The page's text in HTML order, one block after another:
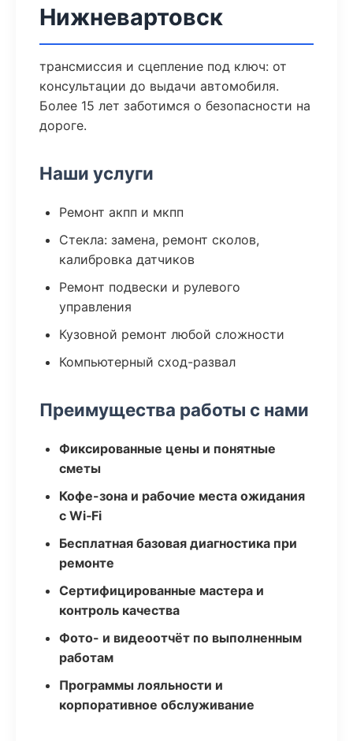
Нижневартовск
трансмиссия и сцепление под ключ: от
консультации до выдачи автомобиля.
Более 15 лет заботимся о безопасности на
дороге.
Наши услуги
Ремонт акпп и мкпп
Стекла: замена, ремонт сколов,
калибровка датчиков
Ремонт подвески и рулевого
управления
Кузовной ремонт любой сложности
Компьютерный сход-развал
Преимущества работы с нами
Фиксированные цены и понятные
сметы
Кофе-зона и рабочие места ожидания
с Wi‑Fi
Бесплатная базовая диагностика при
ремонте
Сертифицированные мастера и
контроль качества
Фото- и видеоотчёт по выполненным
работам
Программы лояльности и
корпоративное обслуживание